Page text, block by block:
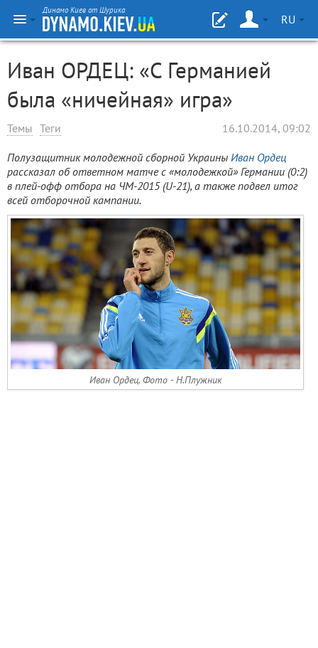
Динамо Киев от Шурика
RU
Иван ОРДЕЦ: «С Германией
была «ничейная» игра»
Темы Теги 16.10.2014, 09:02
Полузащитник молодежной сборной Украины Иван Ордец
рассказал об ответном матче с «молодежкой» Германии (0:2)
в плей-офф отбора на ЧМ-2015 (U-21), а также подвел итог
всей отборочной кампании.
Иван Ордец. Фото - Н.Плужник